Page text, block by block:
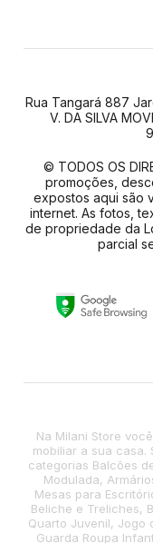
Rua Tangará 887
V. DA SILVA
© TODOS OS
promoções,
expostos aqui são
internet. As fotos,
de propriedade da
parcial
Na Milani Store
mobiliar a sua casa.
categorias Balcões
Modulada,
Mesas para
Beliche e Treliches,
Quarto Juvenil, Jogo
Guarda Roupa